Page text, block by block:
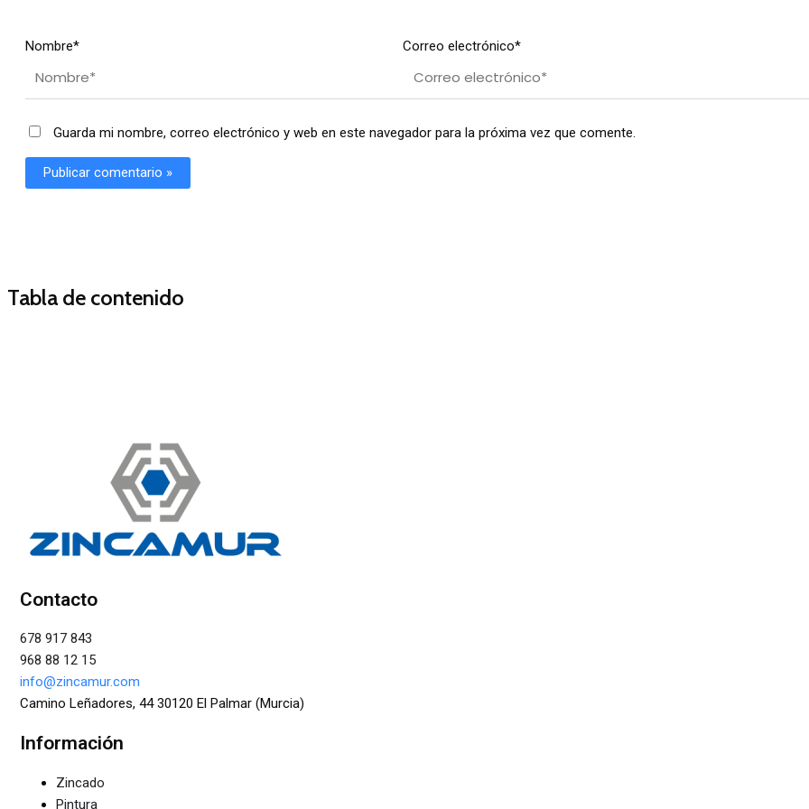
Nombre* Correo electrónico*
Guarda mi nombre, correo electrónico y web en este navegador para la próxima vez que comente.
Tabla de contenido
Contacto
678 917 843
968 88 12 15
info@zincamur.com
Camino Leñadores, 44 30120 El Palmar (Murcia)
Información
Zincado
Pintura